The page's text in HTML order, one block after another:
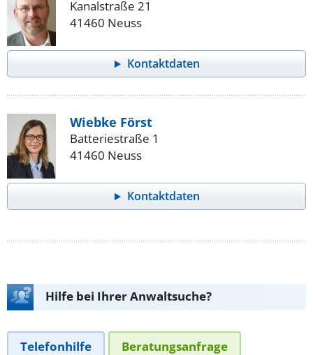
Kanalstraße 21
41460 Neuss
Kontaktdaten
Wiebke Först
Batteriestraße 1
41460 Neuss
Kontaktdaten
Hilfe bei Ihrer Anwaltsuche?
Telefonhilfe Beratungsanfrage